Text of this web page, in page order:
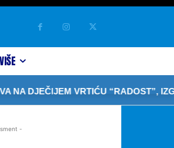
VIŠE
DJEČIJEM VRTIĆU “RADOST”,
-